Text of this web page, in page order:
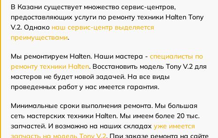
В Казани существует множество сервис-центров,
предоставляющих услуги по ремонту техники Halten Tony
V.2. Однако наш сервис-центр выделяется
преимуществами.
Мы ремонтируем Halten. Наши мастера - специалисты по
ремонту техники Halten. Восстановить модель Tony V.2 для
мастеров не будет новой задачей. На все виды
проведенных работ у нас имеется гарантия.
Минимальные сроки выполнения ремонта. Мы большая
сеть мастерских техники Halten. Мы имеем более 20 тыс.
запчастей. И возможно на наших складах уже имеется
запчасть на модель Tony V.2. При заказе ремонта на сайте